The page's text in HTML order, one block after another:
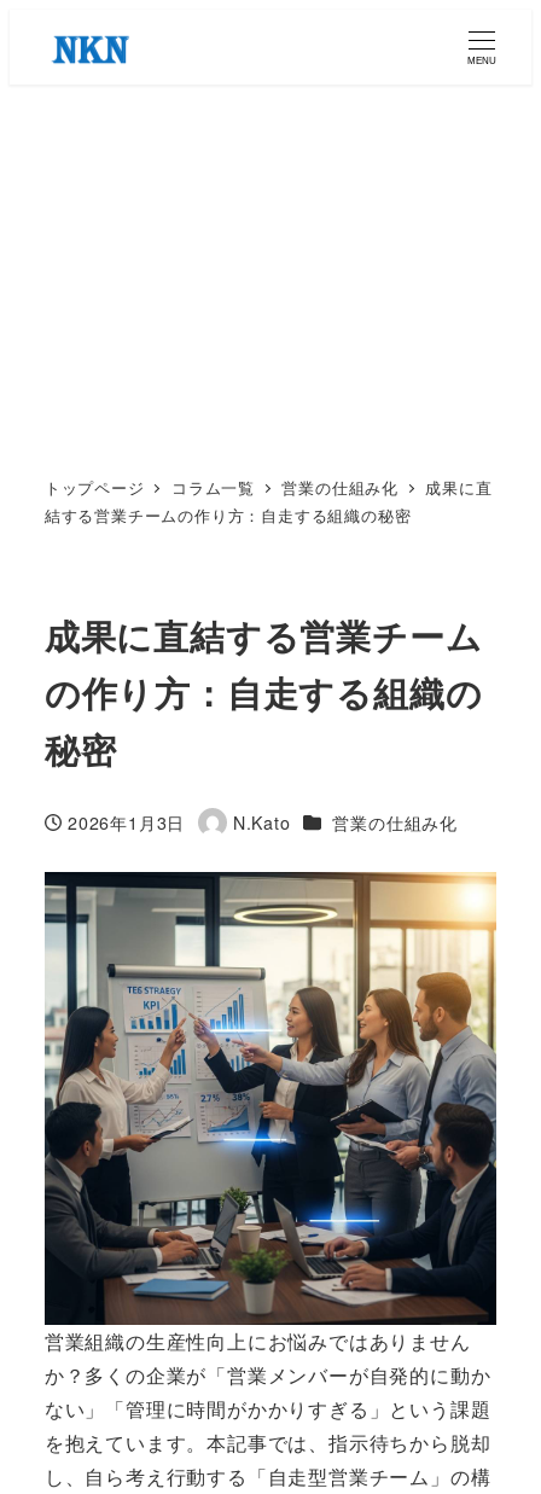
MENU
トップページ コラム一覧 営業の仕組み化
成果に直
結する営業チームの作り方：自走する組織の秘密
成果に直結する営業チーム
の作り方：自走する組織の
秘密
投稿日
2026年1月3日
著
N.Kato カテゴリー
営業の仕組み化
営業組織の生産性向上にお悩みではありません
か？多くの企業が「営業メンバーが自発的に動か
ない」「管理に時間がかかりすぎる」という課題
を抱えています。本記事では、指示待ちから脱却
し、自ら考え行動する「自走型営業チーム」の構